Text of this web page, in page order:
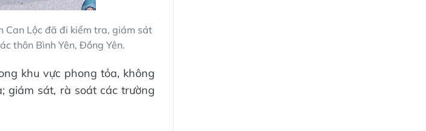
Can Lộc đã đi kiểm tra, giám sát
thôn Bình Yên, Đồng Yên.
khu vực phong tỏa, không
giám sát, rà soát các trường